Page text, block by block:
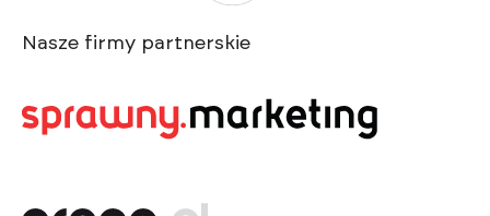
Nasze firmy partnerskie